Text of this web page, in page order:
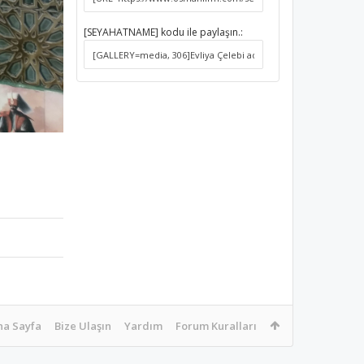
[SEYAHATNAME] kodu ile paylaşın.:
Sayfa Bize Ulaşın Yardım Forum Kuralları